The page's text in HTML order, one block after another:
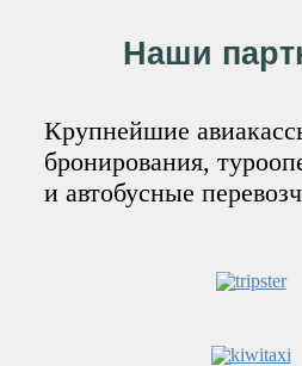
Наши
Крупнейшие
бронирования,
и автобусные